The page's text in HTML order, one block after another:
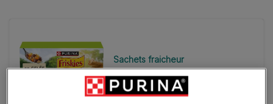
Sachets fraicheur
Friskies® - Sachets Fraîcheur en
Gelée pour chien adulte